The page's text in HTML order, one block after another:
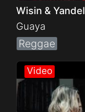
Wisin & Yandel
Guaya
Reggae